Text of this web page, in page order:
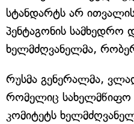
სტანდარტს არ
პენტაგონის სამხედრო
ხელმძღვანელმა,
რუსმა გენერალმა,
რომელიც სახელმწიფო
კომიტეტს